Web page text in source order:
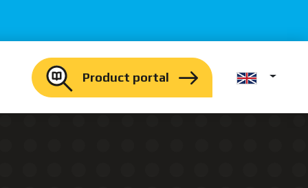
Product portal